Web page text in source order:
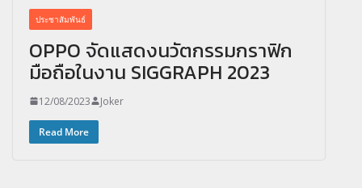
ประชาสัมพันธ์
OPPO จัดแสดงนวัตกรรมกราฟิก
มือถือในงาน SIGGRAPH 2023
12/08/2023 Joker
Read More